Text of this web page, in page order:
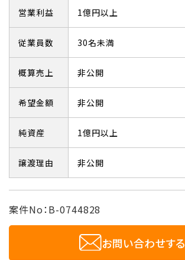
営業利益 1億円以上
従業員数 30名未満
概算売上 非公開
希望金額 非公開
純資産 1億円以上
譲渡理由 非公開
案件No：B-0744828
お問い合わせする